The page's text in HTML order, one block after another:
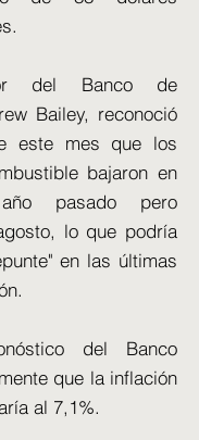
del Banco de
Bailey, reconoció
este mes que los
bajaron en
pasado pero
lo que podría
en las últimas
del Banco
que la inflación
al 7,1%.